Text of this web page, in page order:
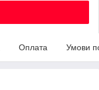
Оплата Умови